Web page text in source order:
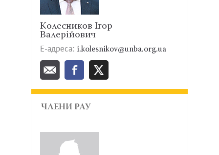
Колесников Ігор
Валерійович
Е-адреса: i.kolesnikov@unba.org.ua
ЧЛЕНИ РАУ